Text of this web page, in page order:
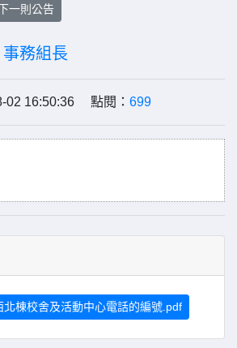
一則公告
事務組長
02 16:50:36 點閱： 699
北棟校舍及活動中心電話的編號.pdf